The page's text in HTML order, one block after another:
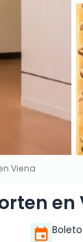
Viena
en